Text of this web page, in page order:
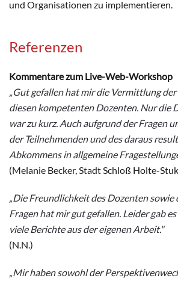
und Organisationen zu implementieren.
Referenzen
Kommentare zum Live-Web-Workshop
„Gut gefallen hat mir die Vermittlung
diesen kompetenten Dozenten. Nur die
war zu kurz. Auch aufgrund der Fragen
der Teilnehmenden und des daraus
Abkommens in allgemeine
(Melanie Becker, Stadt Schloß Holte-
„Die Freundlichkeit des Dozenten sowie
Fragen hat mir gut gefallen. Leider gab
viele Berichte aus der eigenen Arbeit."
(N.N.)
„Mir haben sowohl der